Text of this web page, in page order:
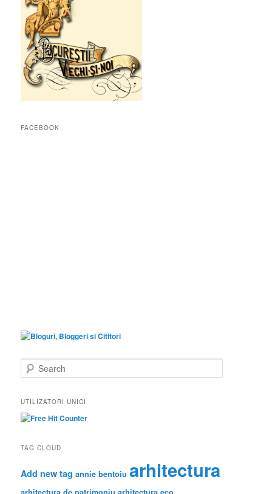
FACEBOOK
e
r
c
h
UTILIZATORI UNICI
TAG CLOUD
Add new tag annie bentoiu arhitectura